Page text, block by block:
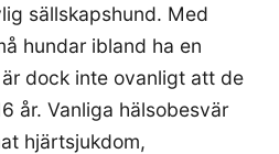
sällskapshund. Med
hundar ibland ha en
dock inte ovanligt att de
år. Vanliga hälsobesvär
hjärtsjukdom,